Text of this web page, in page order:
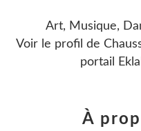
Art, Musique,
Voir le profil de
portail
À